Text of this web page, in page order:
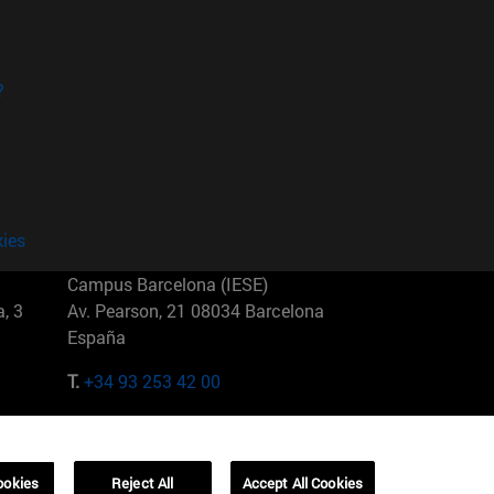
3
Campus Barcelona (IESE)
Av. Pearson, 21 08034 Barcelona
España
T.+34 93 253 42 00
01321001 Bela Vista Brasil
Reject All Accept All Cookies